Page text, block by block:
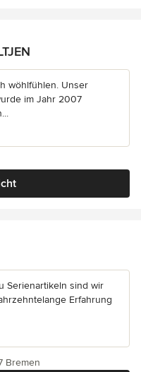
wöhlfühlen. Unser
im Jahr 2007
Serienartikeln sind wir
Erfahrung
Bremen